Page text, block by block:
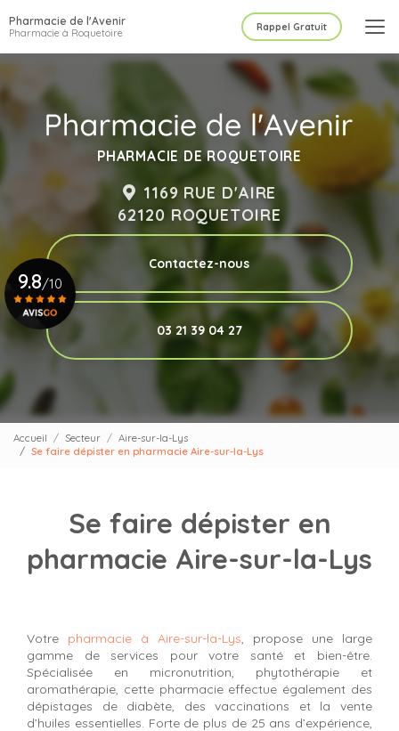
au
contenu
principal
Pharmacie de l'Avenir
Pharmacie à Roquetoire Rappel Gratuit
PHARMACIE DE ROQUETOIRE
1169 RUE D'AIRE
62120 ROQUETOIRE
Contactez-nous
03 21 39 04 27
9.8/10
Voir le certificat
Accueil Secteur
Aire-sur-la-Lys
Se faire dépister en pharmacie Aire-sur-la-Lys
Se faire dépister en
pharmacie Aire-sur-la-Lys
Votre pharmacie à Aire-sur-la-Lys, propose une large
gamme de services pour votre santé et bien-être.
Spécialisée en micronutrition, phytothérapie et
aromathérapie, cette pharmacie effectue également des
dépistages de diabète, des vaccinations et la vente
d’huiles essentielles. Forte de plus de 25 ans d’expérience,